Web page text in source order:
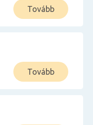
Tovább
Tovább